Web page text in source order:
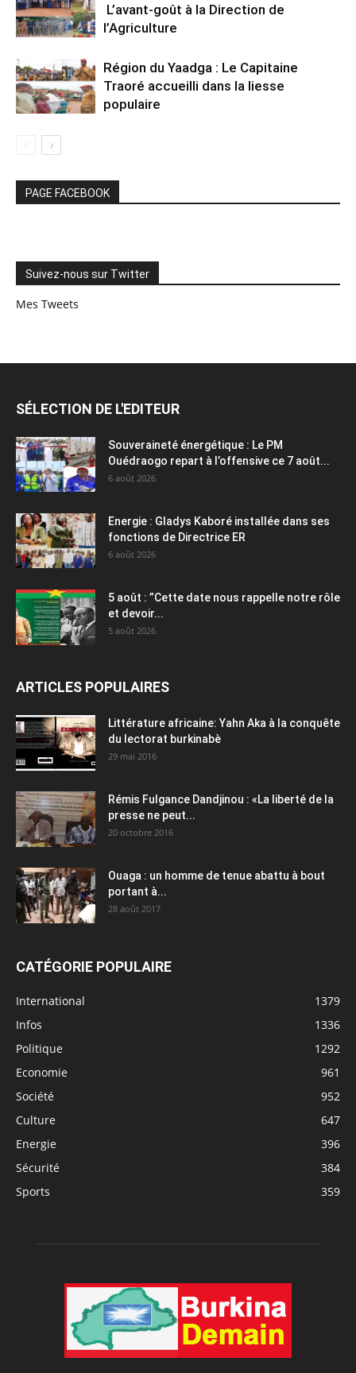
L’avant-goût à la Direction de
l’Agriculture
Région du Yaadga : Le Capitaine
Traoré accueilli dans la liesse
populaire
PAGE FACEBOOK
Suivez-nous sur Twitter
Mes Tweets
SÉLECTION DE L'EDITEUR
Souveraineté énergétique : Le PM
Ouédraogo repart à l’offensive ce 7 août...
6 août 2026
Energie : Gladys Kaboré installée dans ses
fonctions de Directrice ER
6 août 2026
5 août : ”Cette date nous rappelle notre rôle
et devoir...
5 août 2026
ARTICLES POPULAIRES
Littérature africaine: Yahn Aka à la conquête
du lectorat burkinabè
29 mai 2016
Rémis Fulgance Dandjinou : «La liberté de la
presse ne peut...
20 octobre 2016
Ouaga : un homme de tenue abattu à bout
portant à...
28 août 2017
CATÉGORIE POPULAIRE
International
1379
Infos
1336
Politique
1292
Economie
961
Société
952
Culture
647
Energie
396
Sécurité
384
Sports
359